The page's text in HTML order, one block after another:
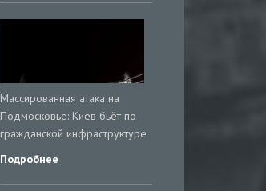
Массированная атака на
Подмосковье: Киев бьёт по
гражданской инфраструктуре
Подробнее